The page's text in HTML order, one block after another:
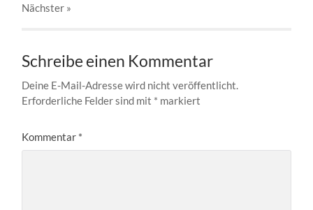
Nächster »
Schreibe einen Kommentar
Deine E-Mail-Adresse wird nicht veröffentlicht.
Erforderliche Felder sind mit * markiert
Kommentar *